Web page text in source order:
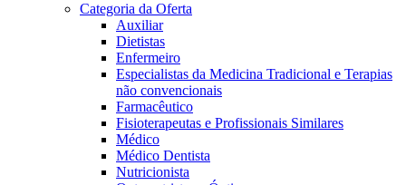
Categoria da Oferta
Auxiliar
Dietistas
Enfermeiro
Especialistas da Medicina Tradicional e Terapias
não convencionais
Farmacêutico
Fisioterapeutas e Profissionais Similares
Médico
Médico Dentista
Nutricionista